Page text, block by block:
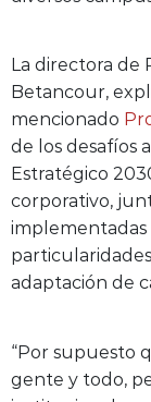
La directora de
Betancour,
mencionado
de los desafíos
Estratégico
corporativo,
implementadas
adaptación de
“Por supuesto
gente y todo,